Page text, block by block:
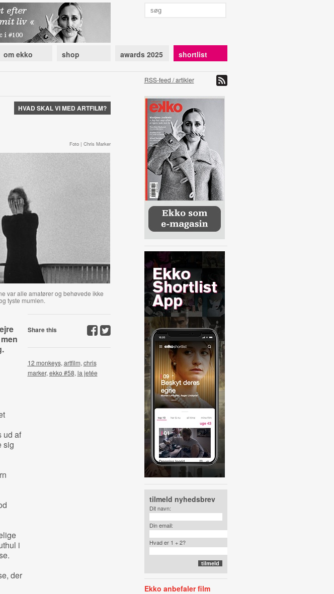
om ekko shop awards 2025 shortlist
RSS-feed / artikler
HVAD SKAL VI MED ARTFILM?
Foto | Chris Marker
var alle amatører og behøvede ikke
tyste mumlen.
ud af
sig
i
der
Share this
12 monkeys, artfilm, chris
marker, ekko #58, la jetée
tilmeld nyhedsbrev
Dit navn:
Din email:
Hvad er 1 + 2?
Ekko anbefaler film